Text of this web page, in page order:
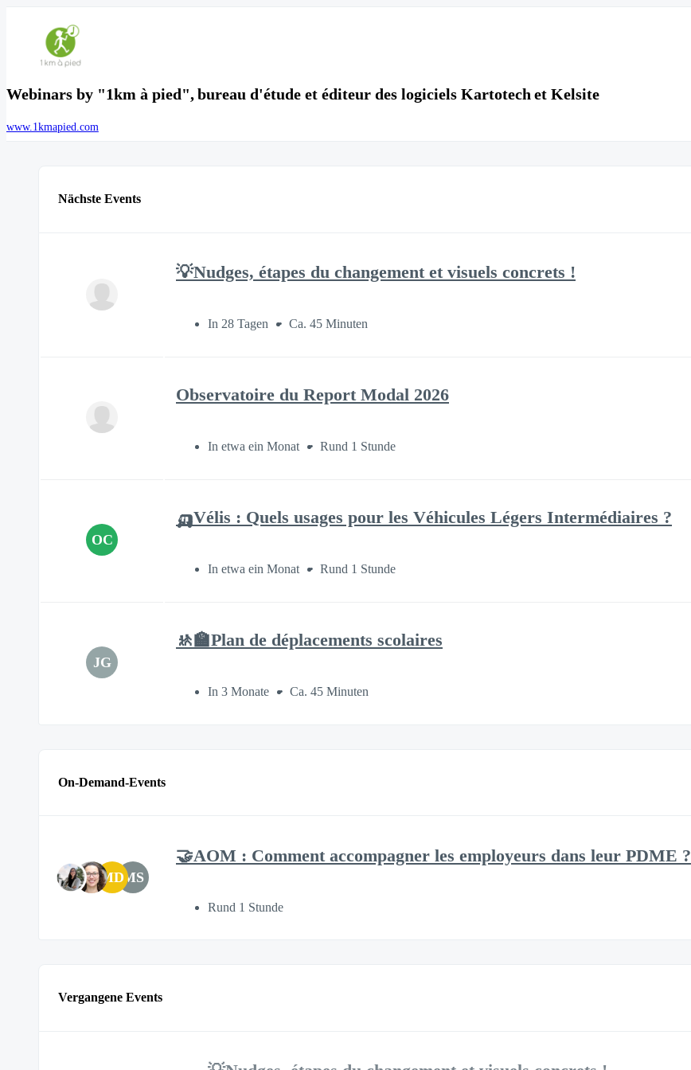
Webinars by "1km à pied", bureau d'étude et éditeur des logiciels Kartotech et Kelsite
www.1kmapied.com
Nächste Events
💡Nudges, étapes du changement et visuels concrets !
In 28 Tagen Ca. 45 Minuten
Observatoire du Report Modal 2026
In etwa ein Monat Rund 1 Stunde
OC
🛺Vélis : Quels usages pour les Véhicules Légers Intermédiaires ?
In etwa ein Monat Rund 1 Stunde
JG
🚸🏫Plan de déplacements scolaires
In 3 Monate Ca. 45 Minuten
On-Demand-Events
MDMS
🤝AOM : Comment accompagner les employeurs dans leur PDME ?
Rund 1 Stunde
Vergangene Events